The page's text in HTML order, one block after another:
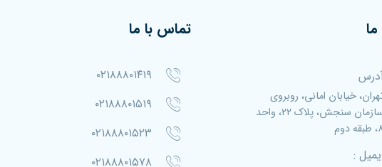
ما
خیابان امانی، روبروی
سازمان سنجش، پلاک ۲۲، واحد
دوم
:
تماس با ما
۰۲۱۸۸۸۰۱۴۱۹
۰۲۱۸۸۸۰۱۵۱۹
۰۲۱۸۸۸۰۱۵۲۳
۰۲۱۸۸۸۰۱۵۷۸